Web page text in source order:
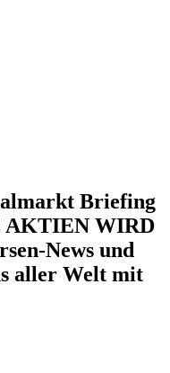
Briefing
AKTIEN WIRD
News und
aller Welt mit